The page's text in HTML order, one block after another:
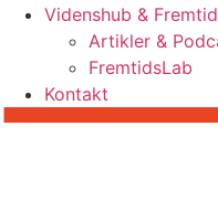
Videnshub &
Artikler &
FremtidsLab
Kontakt